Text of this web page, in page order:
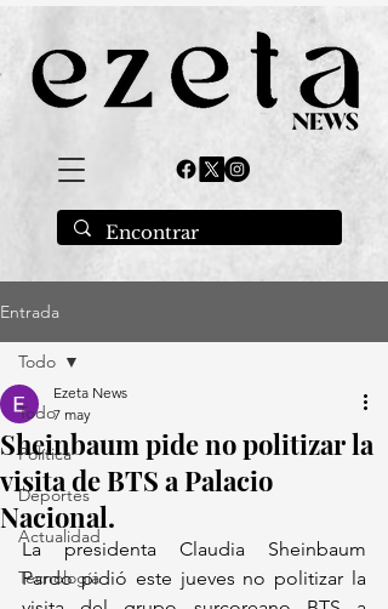
Entrada
Todo
Política
Deportes
Actualidad
Tecnología
Todo
Sheinbaum pide no politizar la
visita de BTS a Palacio
Nacional.
Ezeta News
7 may
La presidenta Claudia Sheinbaum
Pardo pidió este jueves no politizar la